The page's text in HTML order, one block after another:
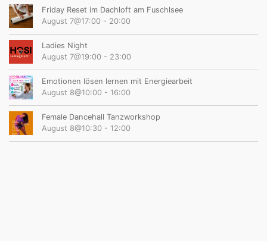
Friday Reset im Dachloft am Fuschlsee
August 7@17:00 - 20:00
Ladies Night
August 7@19:00 - 23:00
Emotionen lösen lernen mit Energiearbeit
August 8@10:00 - 16:00
Female Dancehall Tanzworkshop
August 8@10:30 - 12:00